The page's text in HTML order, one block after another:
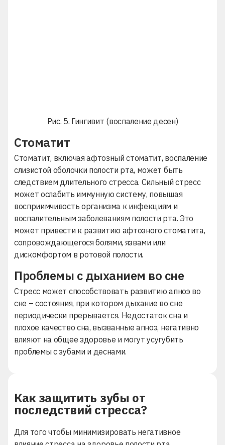
Рис. 5. Гингивит (воспаление десен)
Стоматит
Стоматит, включаяафтозный стоматит, воспаление
слизистой оболочки полости рта, может быть
следствием длительного стресса. Сильный стресс
может ослабить иммунную систему, повышая
восприимчивость организма к инфекциям и
воспалительным заболеваниям полости рта. Это
может привести к развитию афтозного стоматита,
сопровождающегося болями, язвами или
дискомфортом в ротовой полости.
Проблемы с дыханием во сне
Стресс может способствовать развитию апноэ во
сне – состояния, при котором дыхание во сне
периодически прерывается. Недостаток сна и
плохое качество сна, вызванные апноэ, негативно
влияют на общее здоровье и могут усугубить
проблемы с зубами и деснами.
Как защитить зубы от
последствий стресса?
Для того чтобы минимизировать негативное